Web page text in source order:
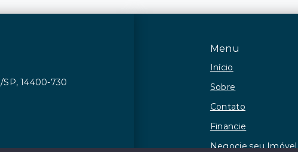
Menu
Início
Sobre
Contato
Financie
Negocie seu Imóvel
SP, 14400-730